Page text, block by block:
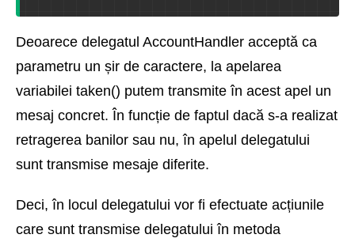
Deoarece delegatul AccountHandler acceptă ca
parametru un șir de caractere, la apelarea
variabilei taken() putem transmite în acest apel un
mesaj concret. În funcție de faptul dacă s-a realizat
retragerea banilor sau nu, în apelul delegatului
sunt transmise mesaje diferite.
Deci, în locul delegatului vor fi efectuate acțiunile
care sunt transmise delegatului în metoda